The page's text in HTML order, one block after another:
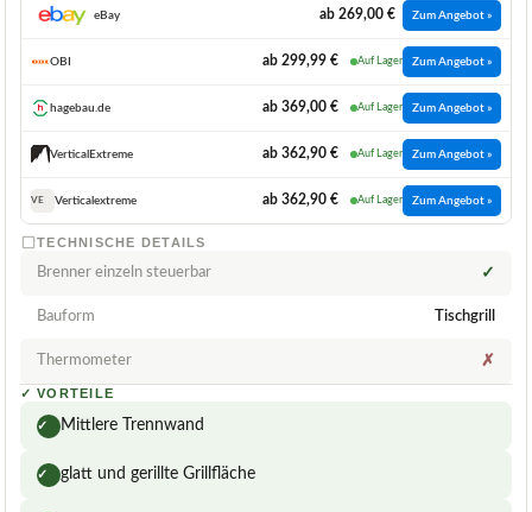
eBay ab 269,00 € Zum Angebot »
OBI ab 299,99 € Auf Lager Zum Angebot »
hagebau.de ab 369,00 € Auf Lager Zum Angebot »
VerticalExtreme ab 362,90 € Auf Lager Zum Angebot »
VE Verticalextreme ab 362,90 € Auf Lager Zum Angebot »
TECHNISCHE DETAILS
Brenner einzeln steuerbar ✓
Bauform Tischgrill
Thermometer ✗
✓ VORTEILE
✓ Mittlere Trennwand
✓ glatt und gerillte Grillfläche